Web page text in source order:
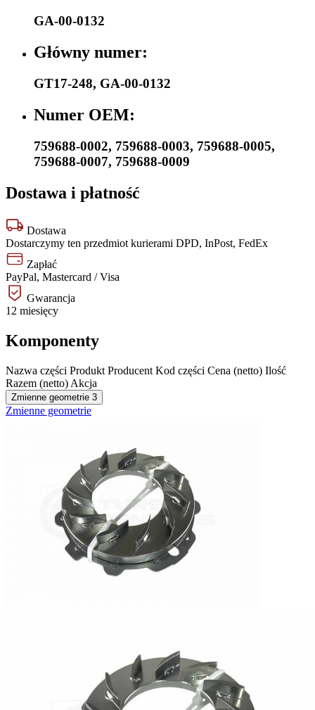
GA-00-0132
Główny numer:
GT17-248, GA-00-0132
Numer OEM:
759688-0002, 759688-0003, 759688-0005,
759688-0007, 759688-0009
Dostawa i płatność
Dostawa
Dostarczymy ten przedmiot kurierami DPD, InPost, FedEx
Zapłać
PayPal, Mastercard / Visa
Gwarancja
12 miesięcy
Komponenty
Nazwa części Produkt Producent Kod części Cena (netto) Ilość
Razem (netto) Akcja
Zmienne geometrie 3
Zmienne geometrie